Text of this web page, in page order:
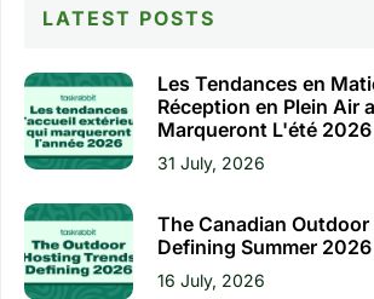
LATEST POSTS
Les Tendances en
Réception en Plein Air
Marqueront L'été 2026
31 July, 2026
The Canadian
Defining Summer 2026
16 July, 2026